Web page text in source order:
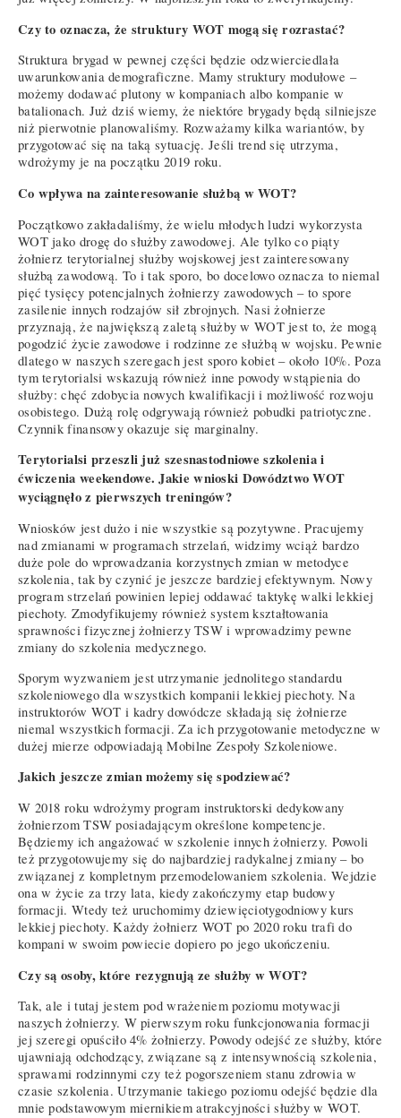
Czy to oznacza, że struktury WOT mogą się rozrastać?
Struktura brygad w pewnej części będzie odzwierciedlała
uwarunkowania demograficzne. Mamy struktury modułowe –
możemy dodawać plutony w kompaniach albo kompanie w
batalionach. Już dziś wiemy, że niektóre brygady będą silniejsze
niż pierwotnie planowaliśmy. Rozważamy kilka wariantów, by
przygotować się na taką sytuację. Jeśli trend się utrzyma,
wdrożymy je na początku 2019 roku.
Co wpływa na zainteresowanie służbą w WOT?
Początkowo zakładaliśmy, że wielu młodych ludzi wykorzysta
WOT jako drogę do służby zawodowej. Ale tylko co piąty
żołnierz terytorialnej służby wojskowej jest zainteresowany
służbą zawodową. To i tak sporo, bo docelowo oznacza to niemal
pięć tysięcy potencjalnych żołnierzy zawodowych – to spore
zasilenie innych rodzajów sił zbrojnych. Nasi żołnierze
przyznają, że największą zaletą służby w WOT jest to, że mogą
pogodzić życie zawodowe i rodzinne ze służbą w wojsku. Pewnie
dlatego w naszych szeregach jest sporo kobiet – około 10%. Poza
tym terytorialsi wskazują również inne powody wstąpienia do
służby: chęć zdobycia nowych kwalifikacji i możliwość rozwoju
osobistego. Dużą rolę odgrywają również pobudki patriotyczne.
Czynnik finansowy okazuje się marginalny.
Terytorialsi przeszli już szesnastodniowe szkolenia i
ćwiczenia weekendowe. Jakie wnioski Dowództwo WOT
wyciągnęło z pierwszych treningów?
Wniosków jest dużo i nie wszystkie są pozytywne. Pracujemy
nad zmianami w programach strzelań, widzimy wciąż bardzo
duże pole do wprowadzania korzystnych zmian w metodyce
szkolenia, tak by czynić je jeszcze bardziej efektywnym. Nowy
program strzelań powinien lepiej oddawać taktykę walki lekkiej
piechoty. Zmodyfikujemy również system kształtowania
sprawności fizycznej żołnierzy TSW i wprowadzimy pewne
zmiany do szkolenia medycznego.
Sporym wyzwaniem jest utrzymanie jednolitego standardu
szkoleniowego dla wszystkich kompanii lekkiej piechoty. Na
instruktorów WOT i kadry dowódcze składają się żołnierze
niemal wszystkich formacji. Za ich przygotowanie metodyczne w
dużej mierze odpowiadają Mobilne Zespoły Szkoleniowe.
Jakich jeszcze zmian możemy się spodziewać?
W 2018 roku wdrożymy program instruktorski dedykowany
żołnierzom TSW posiadającym określone kompetencje.
Będziemy ich angażować w szkolenie innych żołnierzy. Powoli
też przygotowujemy się do najbardziej radykalnej zmiany – bo
związanej z kompletnym przemodelowaniem szkolenia. Wejdzie
ona w życie za trzy lata, kiedy zakończymy etap budowy
formacji. Wtedy też uruchomimy dziewięciotygodniowy kurs
lekkiej piechoty. Każdy żołnierz WOT po 2020 roku trafi do
kompani w swoim powiecie dopiero po jego ukończeniu.
Czy są osoby, które rezygnują ze służby w WOT?
Tak, ale i tutaj jestem pod wrażeniem poziomu motywacji
naszych żołnierzy. W pierwszym roku funkcjonowania formacji
jej szeregi opuściło 4% żołnierzy. Powody odejść ze służby, które
ujawniają odchodzący, związane są z intensywnością szkolenia,
sprawami rodzinnymi czy też pogorszeniem stanu zdrowia w
czasie szkolenia. Utrzymanie takiego poziomu odejść będzie dla
mnie podstawowym miernikiem atrakcyjności służby w WOT.